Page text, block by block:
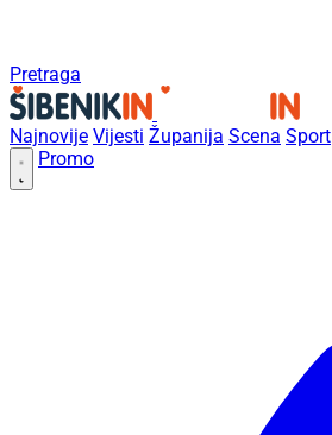
Pretraga
Najnovije Vijesti Županija Scena Sport
Promo